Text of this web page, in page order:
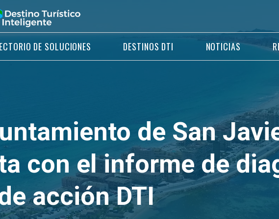
DE SOLUCIONES DESTINOS DTI NOTICIAS
de San
con el informe de
acción DTI